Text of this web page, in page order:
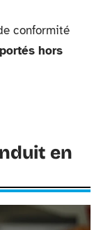
conformité
hors
en